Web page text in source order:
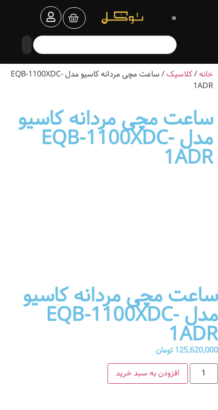
خانه/کلاسیک
/ ساعت مچی مردانه کاسیو مدل EQB-1100XDC-
1ADR
ساعت مچی مردانه کاسیو
مدل EQB-1100XDC-
1ADR
ساعت مچی مردانه کاسیو
مدل EQB-1100XDC-
1ADR
125,620,000 تومان
افزودن به سبد خرید